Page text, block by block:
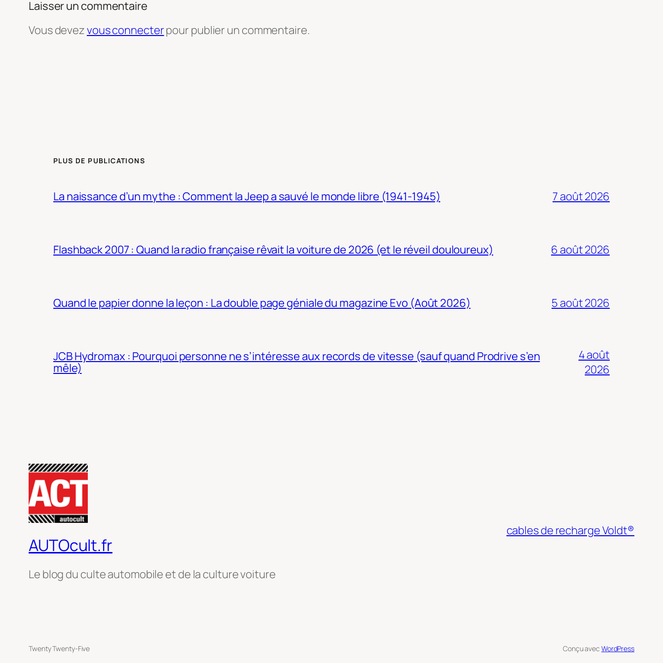
Laisser un commentaire
Vous devezvous connecterpour publier un commentaire.
PLUS DE PUBLICATIONS
La naissance d’un mythe : Comment la Jeep a sauvé le monde libre (1941-1945) 7 août 2026
Flashback 2007 : Quand la radio française rêvait la voiture de 2026 (et le réveil douloureux) 6 août 2026
Quand le papier donne la leçon : La double page géniale du magazine Evo (Août 2026) 5 août 2026
JCB Hydromax : Pourquoi personne ne s’intéresse aux records de vitesse (sauf quand Prodrive s’en
mêle)
4 août
2026
AUTOcult.fr
Le blog du culte automobile et de la culture voiture
cables de recharge Voldt®
Twenty Twenty-Five Conçu avec WordPress